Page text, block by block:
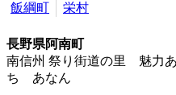
飯綱町
栄村
長野県阿南町
南信州 祭り街道の里 魅力
ち あなん